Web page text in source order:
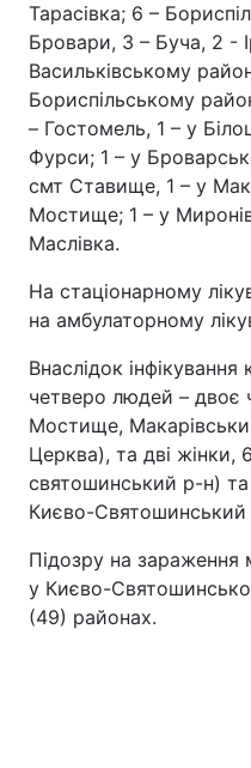
Тарасівка; 6 –
Бровари, 3 – Буча, 2 -
Васильківському
Бориспільському
– Гостомель, 1 – у
Фурси; 1 – у
смт Ставище, 1 – у
Мостище; 1 – у
Маслівка.
На стаціонарному
на амбулаторному
Внаслідок
четверо людей – двоє
Мостище,
Церква), та дві жінки,
святошинський р-н) та
Києво-Святошинський
Підозру на зараження
у Києво-
(49) районах.